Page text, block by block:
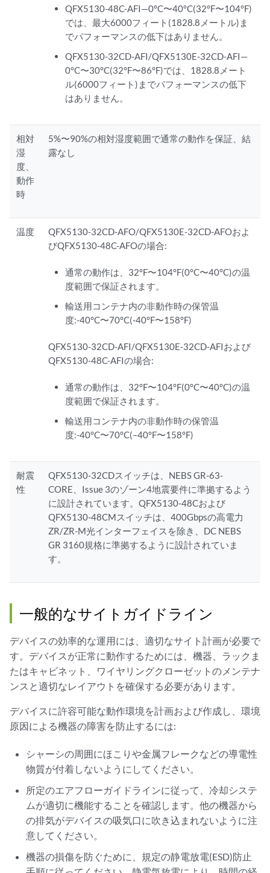
QFX5130-48C-AFI—0°C〜40°C(32°F〜104°F)
では、最大6000フィート(1828.8メートル)ま
でパフォーマンスの低下はありません。
QFX5130-32CD-AFI/QFX5130E-32CD-AFI—
0°C〜30°C(32°F〜86°F)では、1828.8メート
ル(6000フィート)までパフォーマンスの低下
はありません。
相対
湿
度、
動作
時
5%〜90%の相対湿度範囲で通常の動作を保証、結
露なし
温度
QFX5130-32CD-AFO/QFX5130E-32CD-AFOおよ
びQFX5130-48C-AFOの場合:
通常の動作は、32°F〜104°F(0°C〜40°C)の温
度範囲で保証されます。
輸送用コンテナ内の非動作時の保管温
度:-40°C〜70°C(-40°F〜158°F)
QFX5130-32CD-AFI/QFX5130E-32CD-AFIおよび
QFX5130-48C-AFIの場合:
通常の動作は、32°F〜104°F(0°C〜40°C)の温
度範囲で保証されます。
輸送用コンテナ内の非動作時の保管温
度:-40°C〜70°C(–40°F〜158°F)
耐震
性
QFX5130-32CDスイッチは、NEBS GR-63-
CORE、Issue 3のゾーン4地震要件に準拠するよう
に設計されています。QFX5130-48Cおよび
QFX5130-48CMスイッチは、400Gbpsの高電力
ZR/ZR-M光インターフェイスを除き、DC NEBS
GR 3160規格に準拠するように設計されていま
す。
一般的なサイトガイドライン
デバイスの効率的な運用には、適切なサイト計画が必要で
す。デバイスが正常に動作するためには、機器、ラックま
たはキャビネット、ワイヤリングクローゼットのメンテナ
ンスと適切なレイアウトを確保する必要があります。
デバイスに許容可能な動作環境を計画および作成し、環境
原因による機器の障害を防止するには:
シャーシの周囲にほこりや金属フレークなどの導電性
物質が付着しないようにしてください。
所定のエアフローガイドラインに従って、冷却システ
ムが適切に機能することを確認します。他の機器から
の排気がデバイスの吸気口に吹き込まれないように注
意してください。
機器の損傷を防ぐために、規定の静電放電(ESD)防止